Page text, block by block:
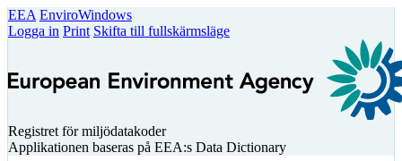
EEA EnviroWindows
Logga in Print Skifta till fullskärmsläge
Registret för miljödatakoder
Applikationen baseras på EEA:s Data Dictionary